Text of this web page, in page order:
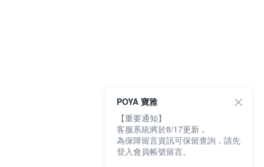
POYA 寶雅
【重要通知】
客服系統將於8/17更新，
為保障留言資訊可保留查詢，請先
登入會員帳號留言。